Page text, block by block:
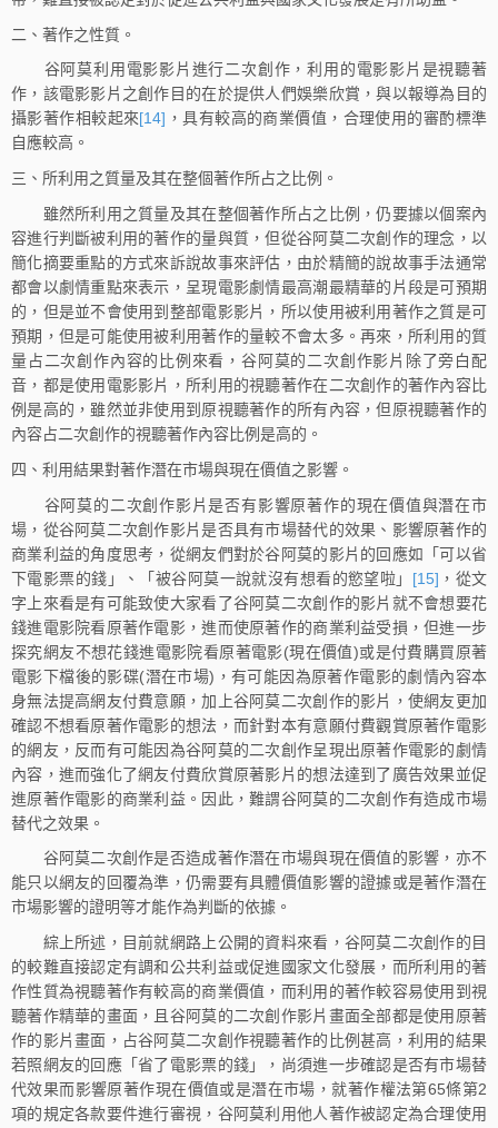
二、著作之性質。
谷阿莫利用電影影片進行二次創作，利用的電影影片是視聽著
作，該電影影片之創作目的在於提供人們娛樂欣賞，與以報導為目的
攝影著作相較起來[14] ，具有較高的商業價值，合理使用的審酌標準
自應較高。
三、所利用之質量及其在整個著作所占之比例。
雖然所利用之質量及其在整個著作所占之比例，仍要據以個案內
容進行判斷被利用的著作的量與質，但從谷阿莫二次創作的理念，以
簡化摘要重點的方式來訴說故事來評估，由於精簡的說故事手法通常
都會以劇情重點來表示，呈現電影劇情最高潮最精華的片段是可預期
的，但是並不會使用到整部電影影片，所以使用被利用著作之質是可
預期，但是可能使用被利用著作的量較不會太多。再來，所利用的質
量占二次創作內容的比例來看，谷阿莫的二次創作影片除了旁白配
音，都是使用電影影片，所利用的視聽著作在二次創作的著作內容比
例是高的，雖然並非使用到原視聽著作的所有內容，但原視聽著作的
內容占二次創作的視聽著作內容比例是高的。
四、利用結果對著作潛在市場與現在價值之影響。
谷阿莫的二次創作影片是否有影響原著作的現在價值與潛在市
場，從谷阿莫二次創作影片是否具有市場替代的效果、影響原著作的
商業利益的角度思考，從網友們對於谷阿莫的影片的回應如「可以省
下電影票的錢」、「被谷阿莫一說就沒有想看的慾望啦」 [15] ，從文
字上來看是有可能致使大家看了谷阿莫二次創作的影片就不會想要花
錢進電影院看原著作電影，進而使原著作的商業利益受損，但進一步
探究網友不想花錢進電影院看原著電影(現在價值)或是付費購買原著
電影下檔後的影碟(潛在市場)，有可能因為原著作電影的劇情內容本
身無法提高網友付費意願，加上谷阿莫二次創作的影片，使網友更加
確認不想看原著作電影的想法，而針對本有意願付費觀賞原著作電影
的網友，反而有可能因為谷阿莫的二次創作呈現出原著作電影的劇情
內容，進而強化了網友付費欣賞原著影片的想法達到了廣告效果並促
進原著作電影的商業利益。因此，難謂谷阿莫的二次創作有造成市場
替代之效果。
谷阿莫二次創作是否造成著作潛在市場與現在價值的影響，亦不
能只以網友的回覆為準，仍需要有具體價值影響的證據或是著作潛在
市場影響的證明等才能作為判斷的依據。
綜上所述，目前就網路上公開的資料來看，谷阿莫二次創作的目
的較難直接認定有調和公共利益或促進國家文化發展，而所利用的著
作性質為視聽著作有較高的商業價值，而利用的著作較容易使用到視
聽著作精華的畫面，且谷阿莫的二次創作影片畫面全部都是使用原著
作的影片畫面，占谷阿莫二次創作視聽著作的比例甚高，利用的結果
若照網友的回應「省了電影票的錢」，尚須進一步確認是否有市場替
代效果而影響原著作現在價值或是潛在市場，就著作權法第65條第2
項的規定各款要件進行審視，谷阿莫利用他人著作被認定為合理使用